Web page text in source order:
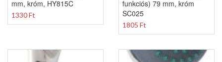
mm, króm, HY815C
1330 Ft
funkciós) 79 mm, króm
SC025
1805 Ft